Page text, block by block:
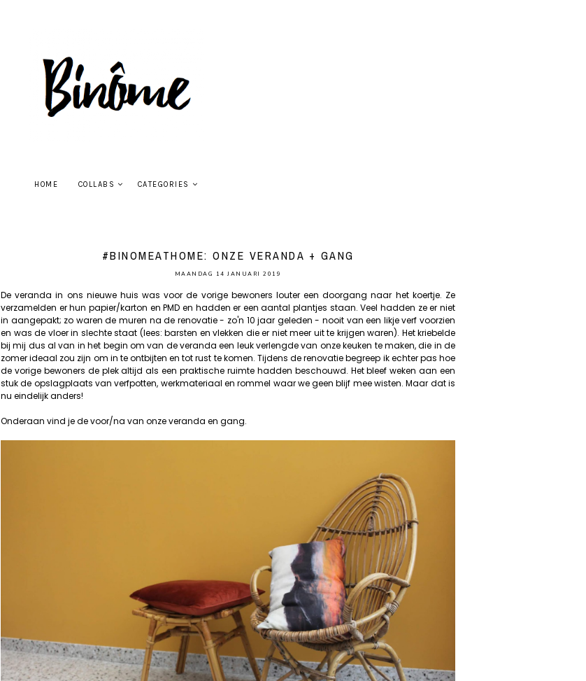
HOME COLLABS CATEGORIES
#BINOMEATHOME: ONZE VERANDA + GANG
MAANDAG 14 JANUARI 2019
De veranda in ons nieuwe huis was voor de vorige bewoners louter een doorgang naar het koertje. Ze
verzamelden er hun papier/karton en PMD en hadden er een aantal plantjes staan. Veel hadden ze er niet
in aangepakt; zo waren de muren na de renovatie - zo'n 10 jaar geleden - nooit van een likje verf voorzien
en was de vloer in slechte staat (lees: barsten en vlekken die er niet meer uit te krijgen waren). Het kriebelde
bij mij dus al van in het begin om van de veranda een leuk verlengde van onze keuken te maken, die in de
zomer ideaal zou zijn om in te ontbijten en tot rust te komen. Tijdens de renovatie begreep ik echter pas hoe
de vorige bewoners de plek altijd als een praktische ruimte hadden beschouwd. Het bleef weken aan een
stuk de opslagplaats van verfpotten, werkmateriaal en rommel waar we geen blijf mee wisten. Maar dat is
nu eindelijk anders!
Onderaan vind je de voor/na van onze veranda en gang.